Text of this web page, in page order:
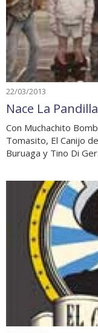
22/03/2013
Nace La
Con Muchachito
Tomasito, El Canijo
Buruaga y Tino Di